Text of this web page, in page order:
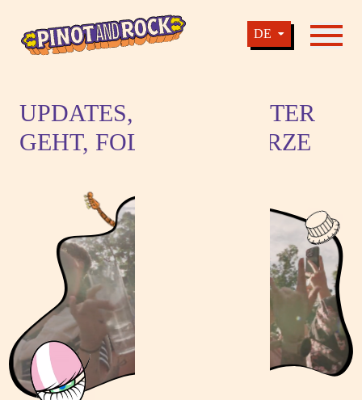
DE
UPDATES, WIE ES WEITER
GEHT, FOLGEN IN KÜRZE